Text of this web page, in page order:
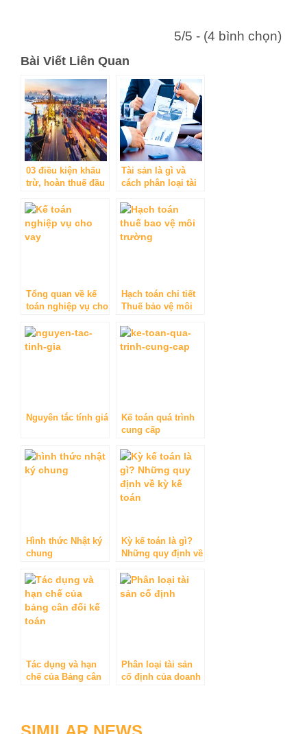
5/5 - (4 bình chọn)
Bài Viết Liên Quan
03 điều kiện khấu
trừ, hoàn thuế đầu
dịch vụ xuất khẩu
Tài sản là gì và
cách phân loại tài
Tổng quan về kế
toán nghiệp vụ cho
Hạch toán chi tiết
Thuế bảo vệ môi
Nguyên tắc tính giá
Kế toán quá trình
cung cấp
Hình thức Nhật ký
chung
Kỳ kế toán là gì?
Những quy định về
Tác dụng và hạn
chế của Bảng cân
Phân loại tài sản
cố định của doanh